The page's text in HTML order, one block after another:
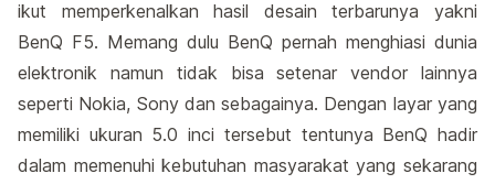
ikut memperkenalkan hasil desain terbarunya yakni
BenQ F5. Memang dulu BenQ pernah menghiasi dunia
elektronik namun tidak bisa setenar vendor lainnya
seperti Nokia, Sony dan sebagainya. Dengan layar yang
memiliki ukuran 5.0 inci tersebut tentunya BenQ hadir
dalam memenuhi kebutuhan masyarakat yang sekarang